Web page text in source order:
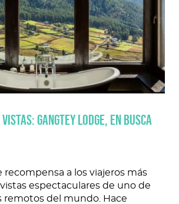
Gangtey Lodge, en busca
recompensa a los viajeros más
espectaculares de uno de
remotos del mundo. Hace